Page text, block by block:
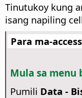
Tinutukoy kung
isang napiling
Para ma-
Mula sa menu
Pumili Data -